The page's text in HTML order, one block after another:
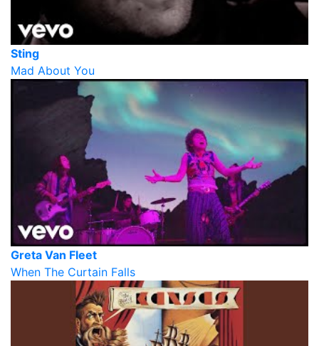
Sting
Mad About You
Greta Van Fleet
When The Curtain Falls